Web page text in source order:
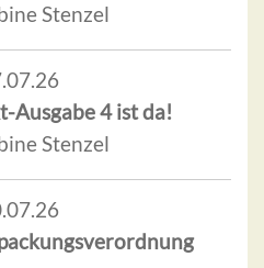
Stenzel
Ausgabe 4 ist da!
Stenzel